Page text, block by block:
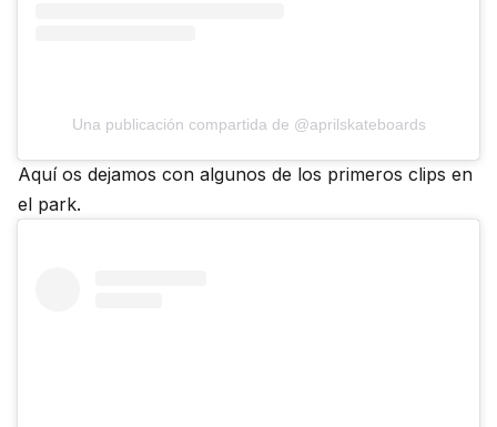
Una publicación compartida de @aprilskateboards
Aquí os dejamos con algunos de los primeros clips en
el park.